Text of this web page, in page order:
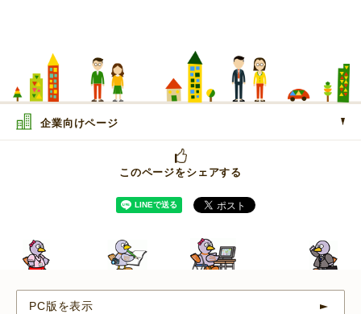
企業向けページ
このページをシェアする
PC版を表示